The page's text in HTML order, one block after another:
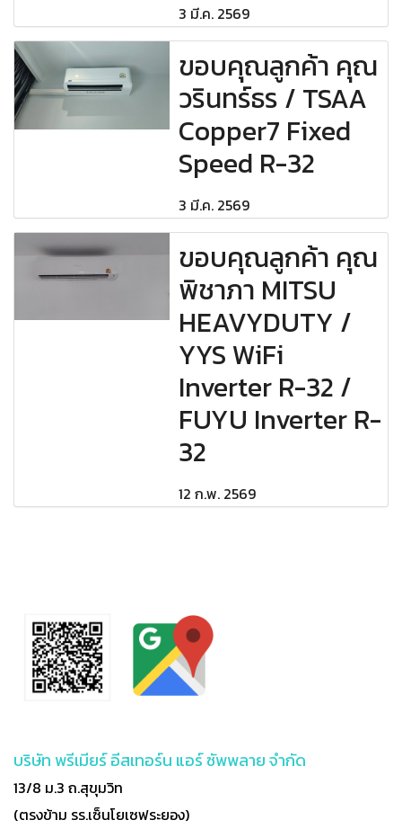
3 มี.ค. 2569
ขอบคุณลูกค้า คุณ
วรินทร์ธร / TSAA
Copper7 Fixed
Speed R-32
3 มี.ค. 2569
ขอบคุณลูกค้า คุณ
พิชาภา MITSU
HEAVYDUTY /
YYS WiFi
Inverter R-32 /
FUYU Inverter R-
32
12 ก.พ. 2569
บริษัท พรีเมียร์ อีสเทอร์น แอร์ ซัพพลาย จำกัด
13/8 ม.3 ถ.สุขุมวิท
(ตรงข้าม รร.เซ็นโยเซฟระยอง)